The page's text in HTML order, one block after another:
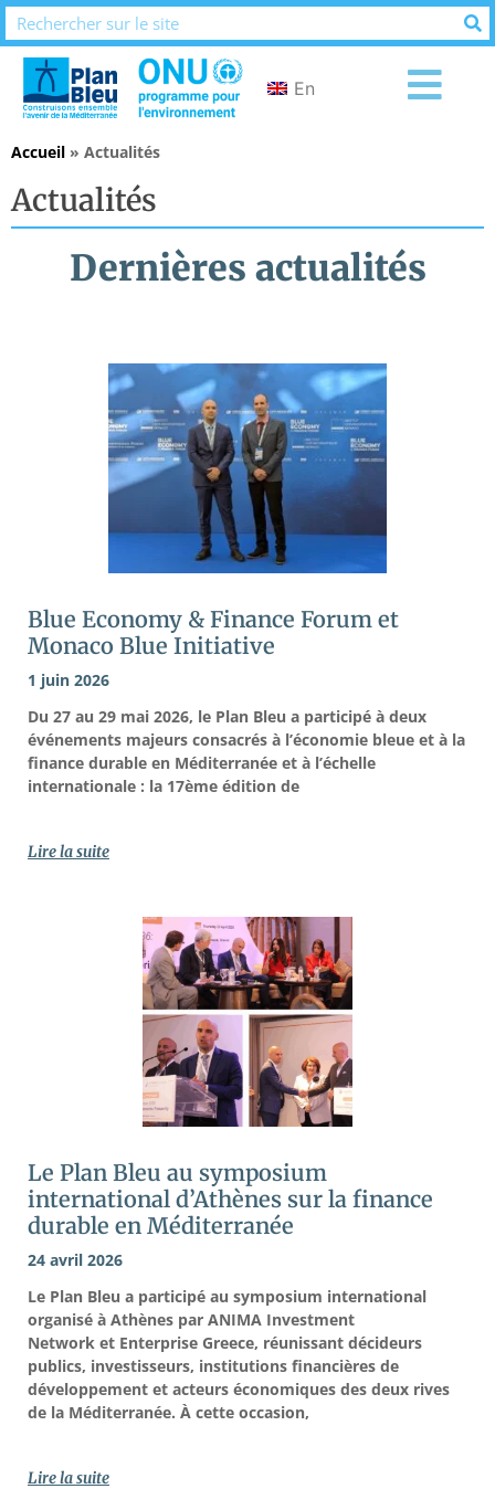
En
Accueil » Actualités
Actualités
Dernières actualités
Blue Economy & Finance Forum et
Monaco Blue Initiative
1 juin 2026
Du 27 au 29 mai 2026, le Plan Bleu a participé à deux
événements majeurs consacrés à l’économie bleue et à la
finance durable en Méditerranée et à l’échelle
internationale : la 17ème édition de
Lire la suite
Le Plan Bleu au symposium
international d’Athènes sur la finance
durable en Méditerranée
24 avril 2026
Le Plan Bleu a participé au symposium international
organisé à Athènes par ANIMA Investment
Network et Enterprise Greece, réunissant décideurs
publics, investisseurs, institutions financières de
développement et acteurs économiques des deux rives
de la Méditerranée. À cette occasion,
Lire la suite